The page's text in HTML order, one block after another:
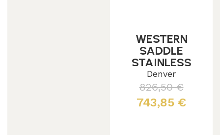
WESTERN
SADDLE
STAINLESS
STEEL FITTING
GRAIN
LEATHER
FLOWER
Denver
826,50€
743,85 €